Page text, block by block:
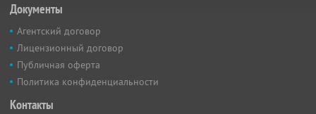
Документы
Агентский договор
Лицензионный договор
Публичная оферта
Политика конфиденциальности
Контакты